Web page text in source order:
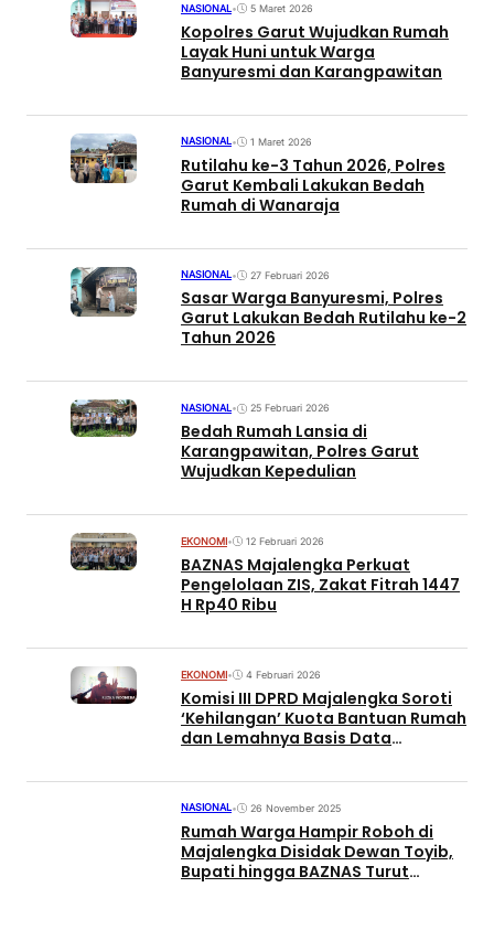
NASIONAL• 5 Maret 2026
Kopolres Garut Wujudkan Rumah
Layak Huni untuk Warga
Banyuresmi dan Karangpawitan
NASIONAL• 1 Maret 2026
Rutilahu ke-3 Tahun 2026, Polres
Garut Kembali Lakukan Bedah
Rumah di Wanaraja
NASIONAL• 27 Februari 2026
Sasar Warga Banyuresmi, Polres
Garut Lakukan Bedah Rutilahu ke-2
Tahun 2026
NASIONAL• 25 Februari 2026
Bedah Rumah Lansia di
Karangpawitan, Polres Garut
Wujudkan Kepedulian
EKONOMI• 12 Februari 2026
BAZNAS Majalengka Perkuat
Pengelolaan ZIS, Zakat Fitrah 1447
H Rp40 Ribu
EKONOMI• 4 Februari 2026
Komisi III DPRD Majalengka Soroti
‘Kehilangan’ Kuota Bantuan Rumah
dan Lemahnya Basis Data
NASIONAL• 26 November 2025
Rumah Warga Hampir Roboh di
Majalengka Disidak Dewan Toyib,
Bupati hingga BAZNAS Turut